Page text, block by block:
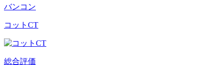
バンコン
コットCT
総合評価